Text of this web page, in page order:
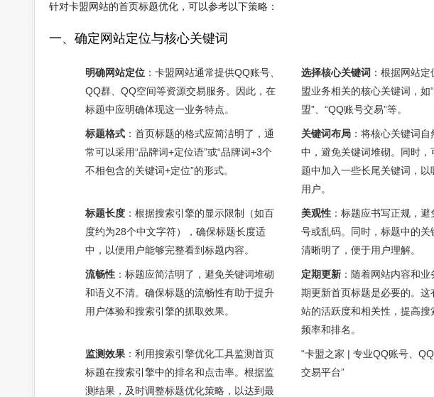
针对卡盟网站的首页标题优化，可以参考以下策略：
一、确定网站定位与核心关键词
明确网站定位 ：卡盟网站通常提供QQ账号、
QQ群、QQ空间等资源交易服务。因此，在
标题中应明确体现这一业务特点。
选择核心关键词 ：根据网站
盟业务相关的核心关键词，如
盟”、“QQ账号交易”等。
标题格式 ：首页标题的格式应简洁明了，通
常可以采用“品牌词+定位语”或“品牌词+3个
不相包含的关键词+定位”的形式。
关键词布局 ：将核心关键词
中，避免关键词堆砌。同时，
题中加入一些长尾关键词，以
用户。
标题长度 ：根据搜索引擎的显示限制（如百
度约为28个中文字符），确保标题长度适
中，以便用户能够完整看到标题内容。
美观性 ：标题应书写正规，
号或乱码。同时，标题中的关
清晰明了，便于用户理解。
流畅性 ：标题应简洁明了，避免关键词堆砌
和语义不清。确保标题的流畅性有助于提升
用户体验和搜索引擎的抓取效果。
定期更新 ：随着网站内容和
期更新首页标题是必要的。这
站的活跃度和相关性，提高搜
频率和排名。
监测效果 ：利用搜索引擎优化工具监测首页
标题在搜索引擎中的排名和点击率。根据监
测结果，及时调整标题优化策略，以达到最
“卡盟之家 | 专业QQ账号、
交易平台”